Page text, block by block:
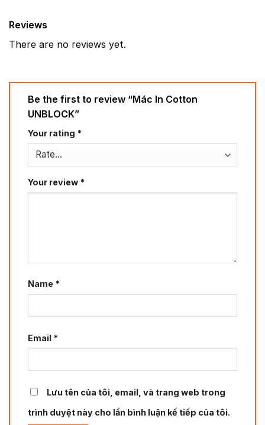
Reviews
There are no reviews yet.
Be the first to review “Mác In Cotton
UNBLOCK”
Your rating *
Your review *
Name *
Email *
Lưu tên của tôi, email, và trang web trong
trình duyệt này cho lần bình luận kế tiếp của tôi.